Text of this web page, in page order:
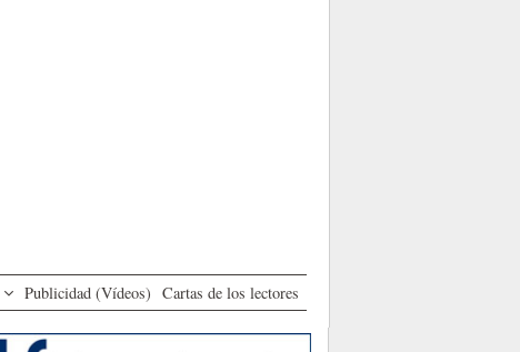
Publicidad (Vídeos) Cartas de los lectores